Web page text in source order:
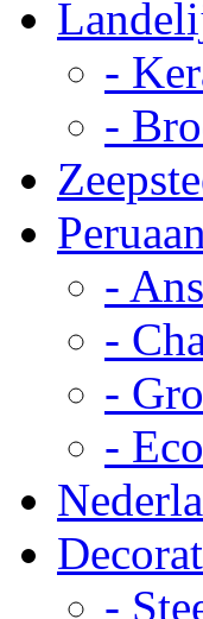
-
-
-
-
-
-
-